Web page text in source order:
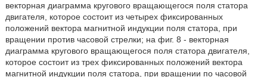
векторная диаграмма кругового вращающегося поля статора
двигателя, которое состоит из четырех фиксированных
положений вектора магнитной индукции поля статора, при
вращении против часовой стрелки; на фиг. 8 - векторная
диаграмма кругового вращающегося поля статора двигателя,
которое состоит из трех фиксированных положений вектора
магнитной индукции поля статора, при вращении по часовой